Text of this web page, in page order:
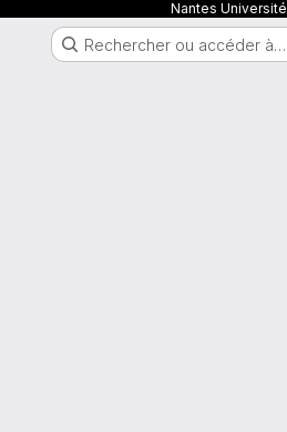
Nantes Université
Rechercher ou accéder à…